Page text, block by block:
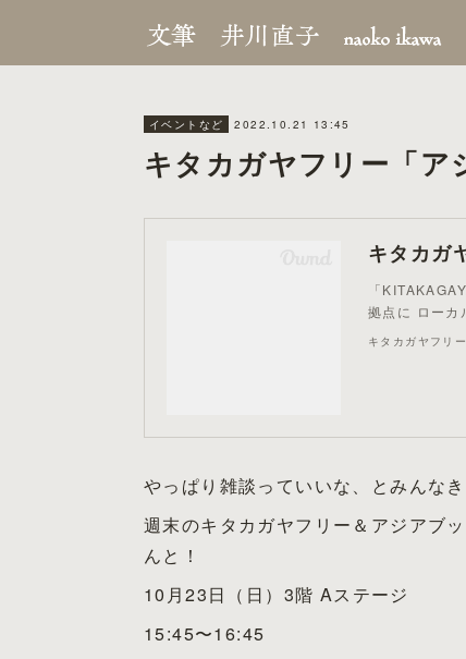
イベントなど 2022.10.21 13:45
キタカガヤフリー「ア
「
拠点に ローカ
キタカガヤフリ
やっぱり雑談っていいな、とみんな
週末のキタカガヤフリー＆アジアブ
んと！
10月23日（日）3階 Aステージ
15:45〜16:45